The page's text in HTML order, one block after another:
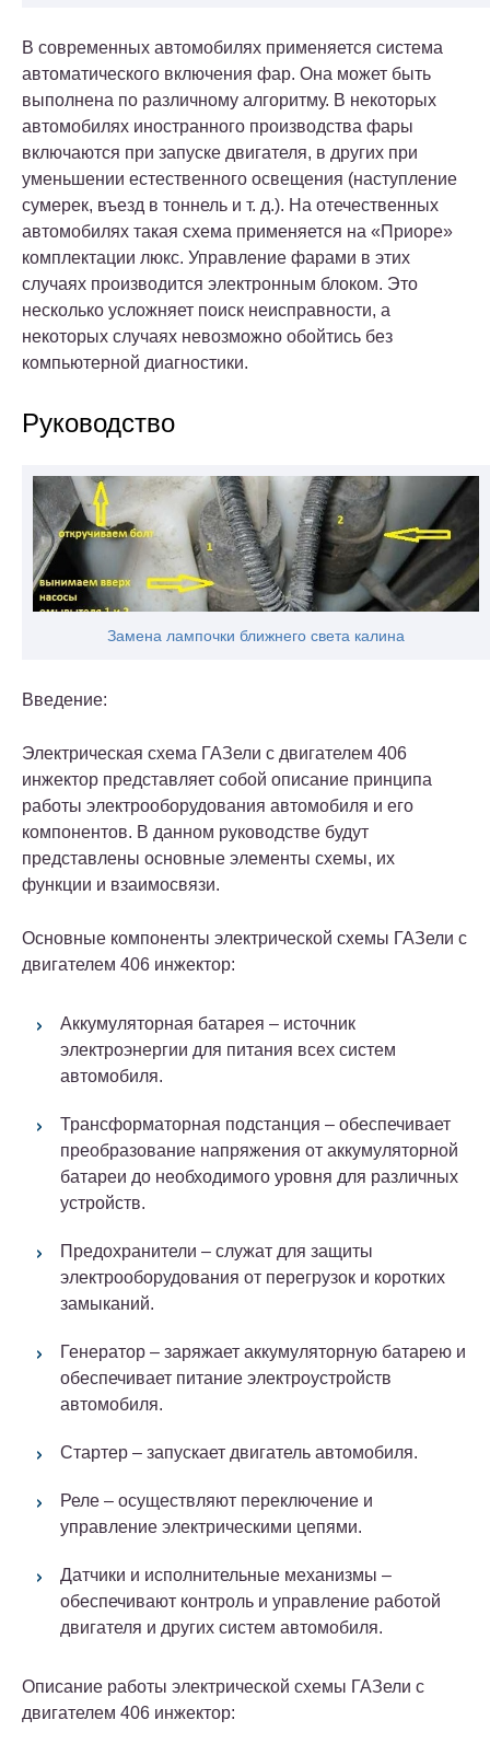
В современных автомобилях применяется система
автоматического включения фар. Она может быть
выполнена по различному алгоритму. В некоторых
автомобилях иностранного производства фары
включаются при запуске двигателя, в других при
уменьшении естественного освещения (наступление
сумерек, въезд в тоннель и т. д.). На отечественных
автомобилях такая схема применяется на «Приоре»
комплектации люкс. Управление фарами в этих
случаях производится электронным блоком. Это
несколько усложняет поиск неисправности, а
некоторых случаях невозможно обойтись без
компьютерной диагностики.
Руководство
Замена лампочки ближнего света калина
Введение:
Электрическая схема ГАЗели с двигателем 406
инжектор представляет собой описание принципа
работы электрооборудования автомобиля и его
компонентов. В данном руководстве будут
представлены основные элементы схемы, их
функции и взаимосвязи.
Основные компоненты электрической схемы ГАЗели с
двигателем 406 инжектор:
Аккумуляторная батарея – источник
электроэнергии для питания всех систем
автомобиля.
Трансформаторная подстанция – обеспечивает
преобразование напряжения от аккумуляторной
батареи до необходимого уровня для различных
устройств.
Предохранители – служат для защиты
электрооборудования от перегрузок и коротких
замыканий.
Генератор – заряжает аккумуляторную батарею и
обеспечивает питание электроустройств
автомобиля.
Стартер – запускает двигатель автомобиля.
Реле – осуществляют переключение и
управление электрическими цепями.
Датчики и исполнительные механизмы –
обеспечивают контроль и управление работой
двигателя и других систем автомобиля.
Описание работы электрической схемы ГАЗели с
двигателем 406 инжектор: